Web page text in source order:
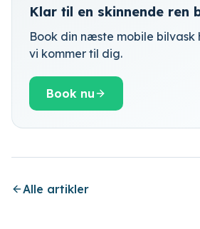
Klar til en skinnende ren
Book din næste mobile bilvask
vi kommer til dig.
Book nu
Alle artikler